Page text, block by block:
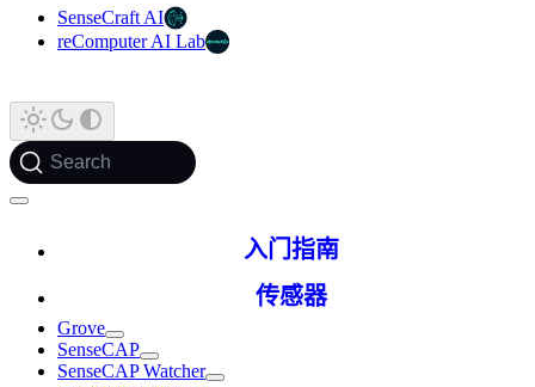
SenseCraft AI
reComputer AI Lab
Search
入门指南
传感器
Grove
SenseCAP
SenseCAP Watcher